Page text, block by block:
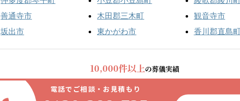
善通寺市
坂出市
木田郡三木町
東かがわ市
観音寺市
香川郡直島
10,000件以上の葬儀実績
電話でご相談・お見積もり